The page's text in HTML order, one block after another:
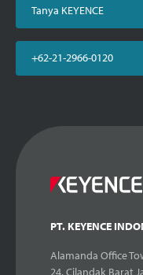
Tanya KEYENCE
+62-21-2966-0120
PT. KEYENCE
Alamanda Office
24, Cilandak Barat